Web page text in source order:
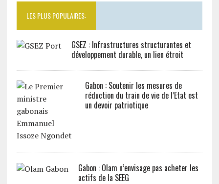
LES PLUS POPULAIRES:
GSEZ : Infrastructures structurantes et
développement durable, un lien étroit
Gabon : Soutenir les mesures de
réduction du train de vie de l’Etat est
un devoir patriotique
Gabon : Olam n’envisage pas acheter les
actifs de la SEEG